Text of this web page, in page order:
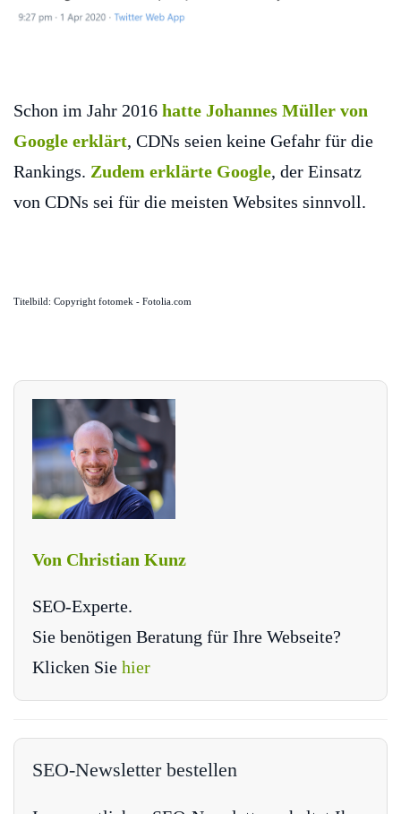
Schon im Jahr 2016 hatte Johannes Müller von
Google erklärt, CDNs seien keine Gefahr für die
Rankings. Zudem erklärte Google, der Einsatz
von CDNs sei für die meisten Websites sinnvoll.
Titelbild: Copyright fotomek - Fotolia.com
Von Christian Kunz
SEO-Experte.
Sie benötigen Beratung für Ihre Webseite?
Klicken Sie hier
SEO-Newsletter bestellen